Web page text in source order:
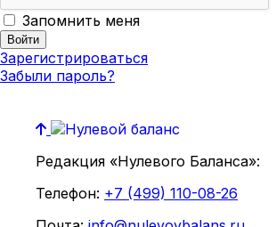
Запомнить меня
Зарегистрироваться
Забыли пароль?
Редакция «Нулевого Баланса»:
Телефон: +7 (499) 110-08-26